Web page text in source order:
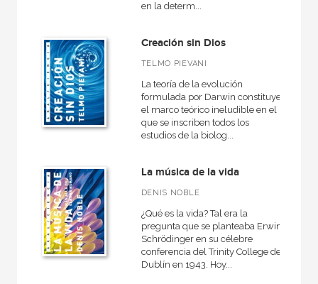
MATERIAS
Actualidad
Ciencias humanas y sociales
Ciencias naturales y técnicas
No - Ficción
Ocio
Salud
Texto escolar
en la determ...
Creación sin Dios
TELMO PIEVANI
La teoría de la evolución
formulada por Darwin constituye
el marco teórico ineludible en el
que se inscriben todos los
estudios de la biolog...
La música de la vida
DENIS NOBLE
¿Qué es la vida? Tal era la
pregunta que se planteaba Erwin
Schrödinger en su célebre
conferencia del Trinity College de
Dublín en 1943. Hoy...